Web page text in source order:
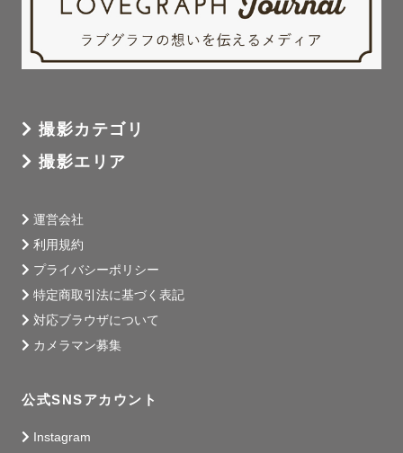
撮影カテゴリ
撮影エリア
運営会社
利用規約
プライバシーポリシー
特定商取引法に基づく表記
対応ブラウザについて
カメラマン募集
公式SNSアカウント
Instagram